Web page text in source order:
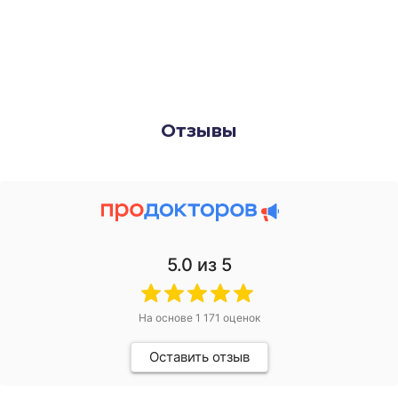
Отзывы
5.0 из 5
На основе 1 171 оценок
Оставить отзыв